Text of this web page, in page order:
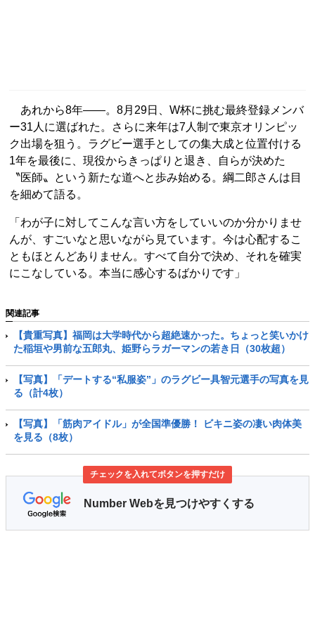
あれから8年――。8月29日、W杯に挑む最終登録メンバ
ー31人に選ばれた。さらに来年は7人制で東京オリンピッ
ク出場を狙う。ラグビー選手としての集大成と位置付ける
1年を最後に、現役からきっぱりと退き、自らが決めた
〝医師〟という新たな道へと歩み始める。綱二郎さんは目
を細めて語る。
「わが子に対してこんな言い方をしていいのか分かりませ
んが、すごいなと思いながら見ています。今は心配するこ
ともほとんどありません。すべて自分で決め、それを確実
にこなしている。本当に感心するばかりです」
関連記事
【貴重写真】福岡は大学時代から超絶速かった。ちょっと笑いかけ
た稲垣や男前な五郎丸、姫野らラガーマンの若き日（30枚超）
【写真】「デートする“私服姿”」のラグビー具智元選手の写真を見
る（計4枚）
【写真】「筋肉アイドル」が全国準優勝！ ビキニ姿の凄い肉体美
を見る（8枚）
チェックを入れてボタンを押すだけ
Number Webを見つけやすくする